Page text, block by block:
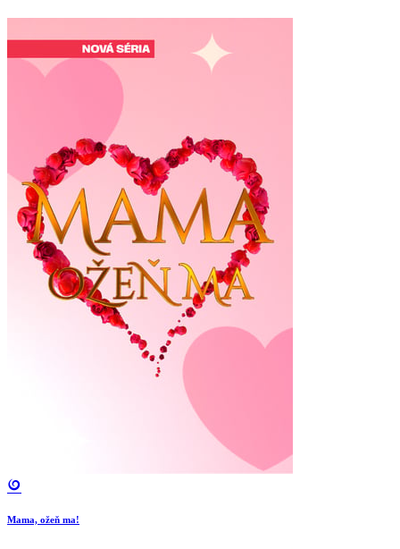
Mama, ožeň ma!